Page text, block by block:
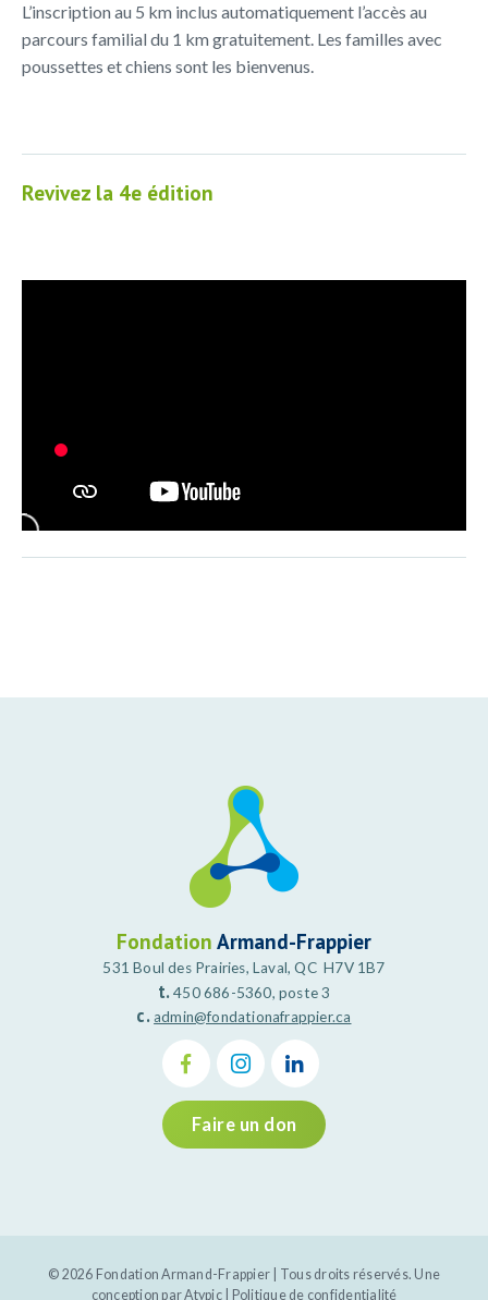
L’inscription au 5 km inclus automatiquement l’accès au
parcours familial du 1 km gratuitement. Les familles avec
poussettes et chiens sont les bienvenus.
Revivez la 4e édition
Fondation Armand-Frappier
531 Boul des Prairies, Laval, QC H7V 1B7
t.450 686-5360, poste 3
c. admin@fondationafrappier.ca
Faire un don
© 2026 Fondation Armand-Frappier | Tous droits réservés. Une
conception parAtypic| Politique de confidentialité